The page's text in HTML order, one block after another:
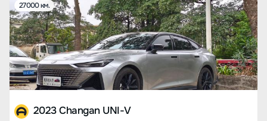
27000 км.
2023 Changan UNI-V